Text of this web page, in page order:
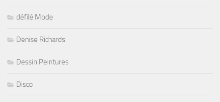
défilé Mode
Denise Richards
Dessin Peintures
Disco